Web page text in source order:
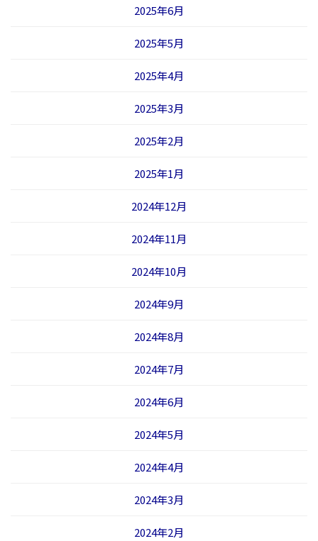
2025年6月
2025年5月
2025年4月
2025年3月
2025年2月
2025年1月
2024年12月
2024年11月
2024年10月
2024年9月
2024年8月
2024年7月
2024年6月
2024年5月
2024年4月
2024年3月
2024年2月